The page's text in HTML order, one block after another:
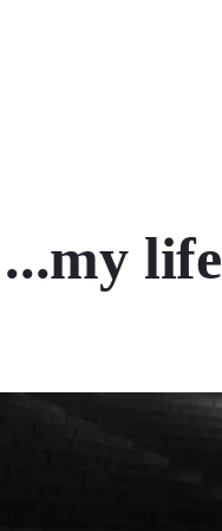
...my life